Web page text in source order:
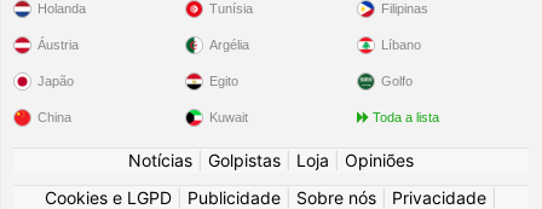
Holanda
Áustria
Japão
China
Tunísia
Argélia
Egito
Kuwait
Filipinas
Líbano
Golfo
Toda a lista
Notícias Golpistas Loja
Opiniões
Cookies e LGPD
Publicidade Sobre nós Privacidade